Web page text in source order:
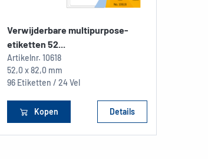
Verwijderbare multipurpose-
etiketten 52...
Artikelnr. 10618
52,0 x 82,0 mm
96 Etiketten / 24 Vel
Kopen Details